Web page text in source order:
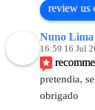
review us
Nuno Lima
16:59 16 Jul
pretendia,
obrigado